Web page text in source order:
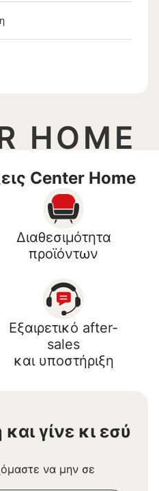
HOME
Center Home
Διαθεσιμότητα
προϊόντων
Εξαιρετικό after-
sales
και υποστήριξη
γίνε κι εσύ
να μην σε